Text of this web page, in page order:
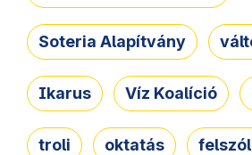
Soteria Alapítvány
Ikarus Víz Koalíció
troli oktatás